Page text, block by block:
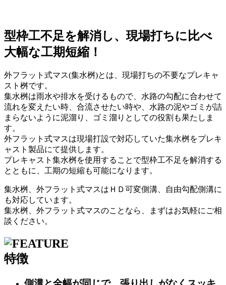
型枠工不足を解消し、現場打ちに比べ
大幅な工期短縮！
外フラット式マス(集水桝)とは、現場打ちの不要なプレキャ
スト桝です。
集水桝は雨水や排水を受けるもので、水路の勾配に合わせて
流れを変えたい時、合流させたい時や、水路の泥やゴミが詰
まらないように泥溜り、ゴミ溜りとしての役割も果たしま
す。
外フラット式マスは現場打設で対応していた集水桝をプレキ
ャスト製品にて提供します。
プレキャスト集水桝を使用することで型枠工不足を解消する
とともに、工期の短縮も可能になります。
集水桝、外フラット式マスはＨＤ可変側溝、自由勾配側溝に
も対応しています。
集水桝、外フラット式マスのことなら、まずはお気軽にご相
談ください。
特徴